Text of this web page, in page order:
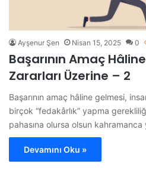
Ayşenur Şen Nisan 15, 2025 0
Başarının Amaç
Zararları Üzerine – 2
Başarının amaç hâline gelmesi,
birçok “fedakârlık” yapma
pahasına olursa olsun kahramanca
Devamını Oku »